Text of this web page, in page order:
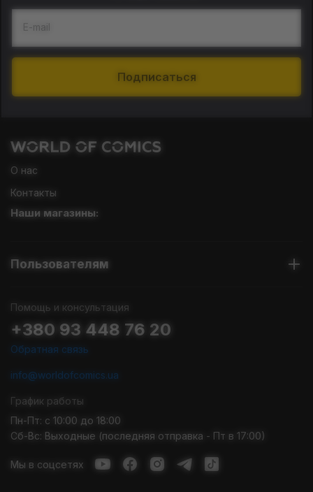
E-mail
Подписаться
О нас
Контакты
Наши магазины:
Пользователям
Помощь и консультация
+380 93 448 76 20
Обратная связь
info@worldofcomics.ua
График работы
Пн-Пт: с 10:00 до 18:00
Сб-Вс: Выходные (последняя отправка - Пт в 17:00)
Мы в соцсетях